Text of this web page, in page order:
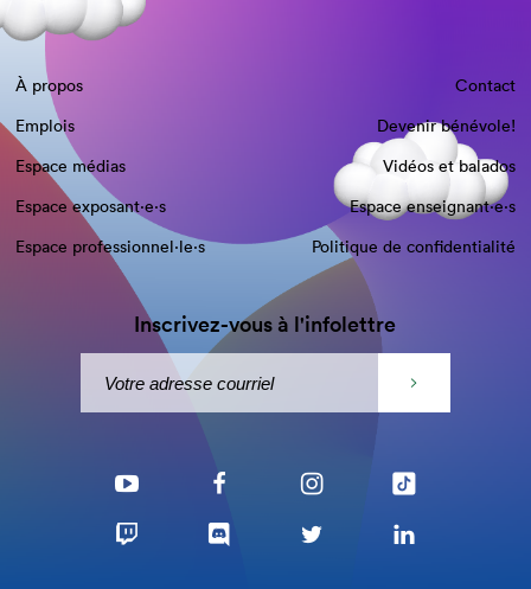
À propos
Contact
Emplois
Devenir bénévole!
Espace médias
Vidéos et balados
Espace exposant·e⋅s
Espace enseignant·e⋅s
Espace professionnel·le⋅s
Politique de confidentialité
Inscrivez-vous à l'infolettre